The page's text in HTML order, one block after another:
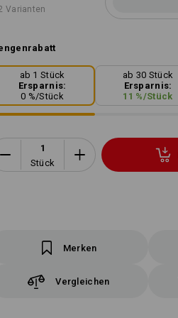
Varianten
ab 1 Stück
Ersparnis:
0 %/Stück
ab 30 Stück
Ersparnis:
11 %/Stück
Stück
Merken
Vergleichen